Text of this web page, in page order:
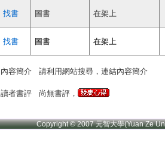
找書 圖書 在架上
找書 圖書 在架上
內容簡介 請利用網站搜尋，連結內容簡介
讀者書評 尚無書評，
Copyright © 2007 元智大學(Yuan Ze